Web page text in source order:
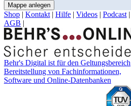
Mappe anlegen
Shop | Kontakt | Hilfe | Videos | Podcast |
AGB |
Behr's Digital ist für den Geltungsbereich
Bereitstellung von Fachinformationen,
Software und Online-Datenbanken